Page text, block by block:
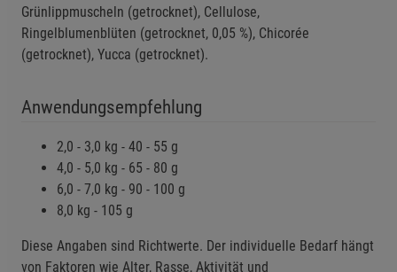
Grünlippmuscheln (getrocknet), Cellulose,
Ringelblumenblüten (getrocknet, 0,05 %), Chicorée
(getrocknet), Yucca (getrocknet).
Anwendungsempfehlung
2,0 - 3,0 kg - 40 - 55 g
4,0 - 5,0 kg - 65 - 80 g
6,0 - 7,0 kg - 90 - 100 g
8,0 kg - 105 g
Diese Angaben sind Richtwerte. Der individuelle Bedarf hängt
von Faktoren wie Alter, Rasse, Aktivität und